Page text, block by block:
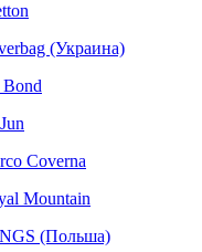
(Украина)
Coverna
Mountain
(Польша)